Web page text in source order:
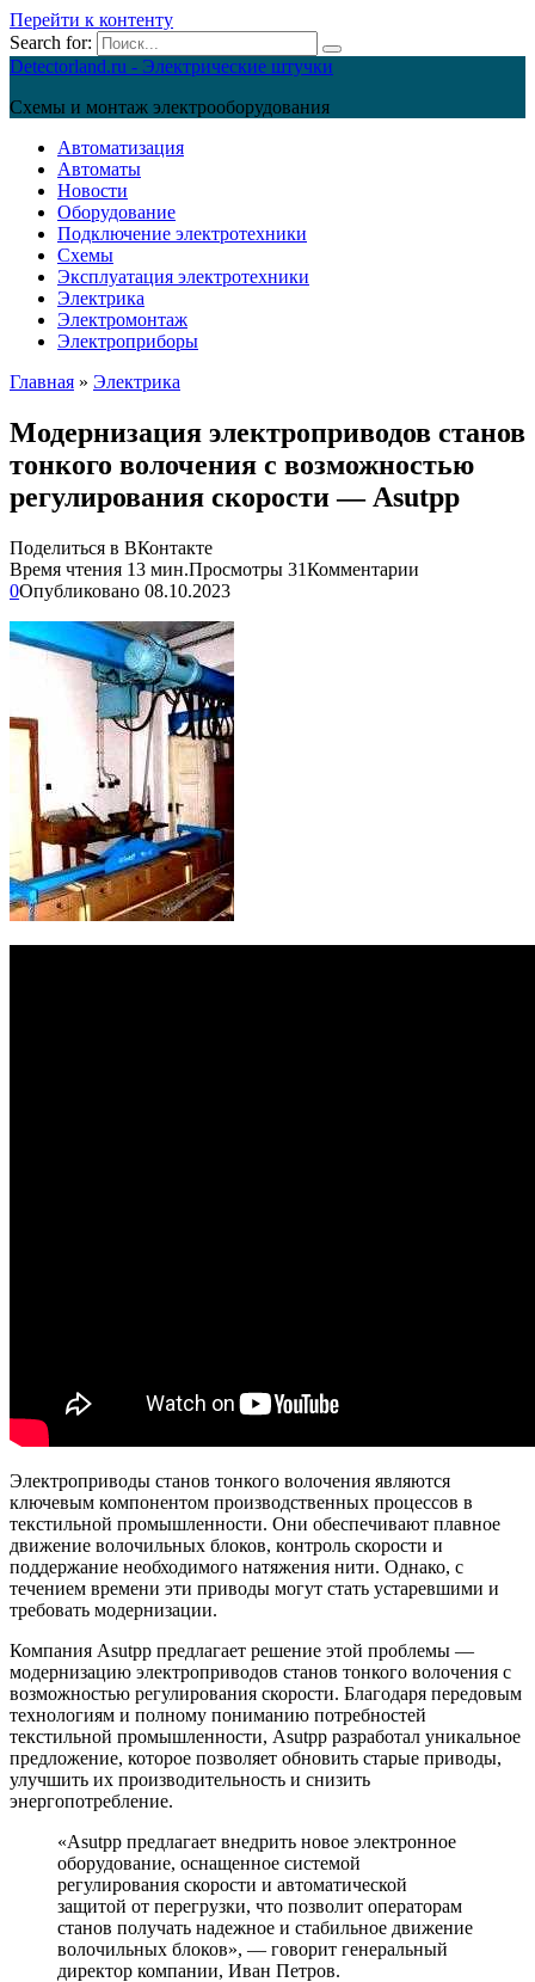
Перейти к контенту
Search for:
Detectorland.ru - Электрические штучки
Схемы и монтаж электрооборудования
Автоматизация
Автоматы
Новости
Оборудование
Подключение электротехники
Схемы
Эксплуатация электротехники
Электрика
Электромонтаж
Электроприборы
Главная » Электрика
Модернизация электроприводов станов
тонкого волочения с возможностью
регулирования скорости — Asutpp
Поделиться в ВКонтакте
Время чтения 13 мин.Просмотры 31Комментарии
0Опубликовано 08.10.2023
Электроприводы станов тонкого волочения являются
ключевым компонентом производственных процессов в
текстильной промышленности. Они обеспечивают плавное
движение волочильных блоков, контроль скорости и
поддержание необходимого натяжения нити. Однако, с
течением времени эти приводы могут стать устаревшими и
требовать модернизации.
Компания Asutpp предлагает решение этой проблемы —
модернизацию электроприводов станов тонкого волочения с
возможностью регулирования скорости. Благодаря передовым
технологиям и полному пониманию потребностей
текстильной промышленности, Asutpp разработал уникальное
предложение, которое позволяет обновить старые приводы,
улучшить их производительность и снизить
энергопотребление.
«Asutpp предлагает внедрить новое электронное
оборудование, оснащенное системой
регулирования скорости и автоматической
защитой от перегрузки, что позволит операторам
станов получать надежное и стабильное движение
волочильных блоков», — говорит генеральный
директор компании, Иван Петров.